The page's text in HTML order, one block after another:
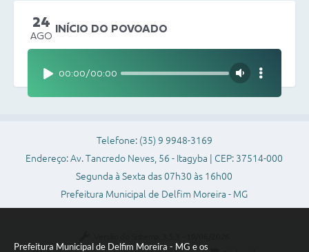
Prefeitura Municipal de Delfim Moreira - MG e os
24
AGO
INÍCIO DO POVOADO
00:00/00:00
Telefone: (35) 9 9948-3169
Endereço: Av. Tancredo Neves, 56 - Itagyba | CEP: 37514-000
Segunda à Sexta das 07h30 às 16h00
Prefeitura Municipal de Delfim Moreira - MG